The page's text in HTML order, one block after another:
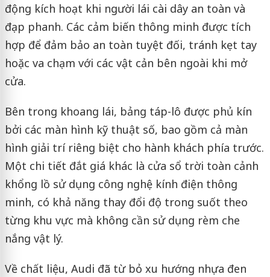
động kích hoạt khi người lái cài dây an toàn và
đạp phanh. Các cảm biến thông minh được tích
hợp để đảm bảo an toàn tuyệt đối, tránh kẹt tay
hoặc va chạm với các vật cản bên ngoài khi mở
cửa.
Bên trong khoang lái, bảng táp-lô được phủ kín
bởi các màn hình kỹ thuật số, bao gồm cả màn
hình giải trí riêng biệt cho hành khách phía trước.
Một chi tiết đắt giá khác là cửa sổ trời toàn cảnh
khổng lồ sử dụng công nghệ kính điện thông
minh, có khả năng thay đổi độ trong suốt theo
từng khu vực mà không cần sử dụng rèm che
nắng vật lý.
Về chất liệu, Audi đã từ bỏ xu hướng nhựa đen